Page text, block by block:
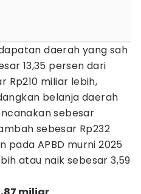
daerah yang sah
13,35 persen dari
Rp210 miliar lebih,
belanja daerah
sebesar
sebesar Rp232
pada APBD murni 2025
atau naik sebesar 3,59